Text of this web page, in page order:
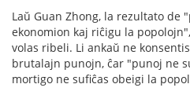
Laŭ Guan Zhong, la rezultato de
ekonomion kaj riĉigu la
volas ribeli. Li ankaŭ ne
brutalajn punojn, ĉar "punoj ne
mortigo ne sufiĉas obeigi la